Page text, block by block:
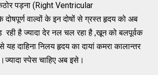
पड़ना (Right Ventricular
वाल्वों के इन दोषों से ग्रस्त हृदय को अब
रही है ज्यादा देर नल चल रहा है ,खून को बलपूर्वक
यह दाहिना निलय हृदय का दायां कमरा कालान्तर
स्पेस चाहिए अब इसे।